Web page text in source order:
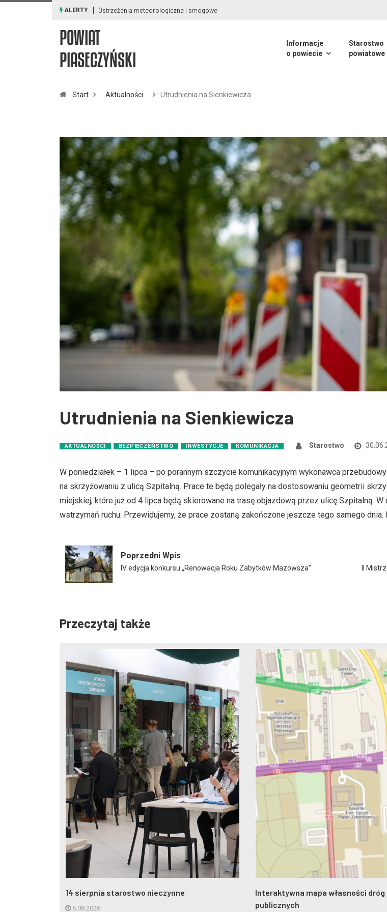
ALERTY Ostrzeżenia meteorologiczne i smogowe
POWIAT
PIASECZYŃSKI
Informacje
o powiecie
Starostwo
powiatowe
Start Aktualności Utrudnienia na Sienkiewicza
Utrudnienia na Sienkiewicza
AKTUALNOŚCI BEZPIECZEŃSTWO INWESTYCJE KOMUNIKACJA Starostwo
W poniedziałek – 1 lipca – po porannym szczycie komunikacyjnym wykonawca
na skrzyżowaniu z ulicą Szpitalną. Prace te będą polegały na dostosowaniu geometrii
miejskiej, które już od 4 lipca będą skierowane na trasę objazdową przez ulicę Szpitalną.
wstrzymań ruchu. Przewidujemy, że prace zostaną zakończone jeszcze tego samego
Poprzedni Wpis
IV edycja konkursu „Renowacja Roku Zabytków Mazowsza” II
Przeczytaj także
14 sierpnia starostwo nieczynne
6.08.2026
Interaktywna mapa własności dróg
publicznych